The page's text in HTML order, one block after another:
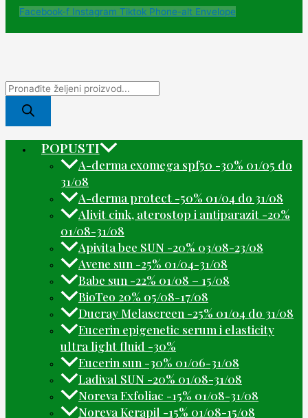
Facebook-f Instagram Tiktok Phone-alt Envelope
POPUSTI
A-derma exomega spf50 -30% 01/05 do
31/08
A-derma protect -50% 01/04 do 31/08
Alivit cink, aterostop i antiparazit -20%
01/08-31/08
Apivita bee SUN -20% 03/08-23/08
Avene sun -25% 01/04-31/08
Babe sun -22% 01/08 – 15/08
BioTeo 20% 05/08-17/08
Ducray Melascreen -25% 01/04 do 31/08
Eucerin epigenetic serum i elasticity
ultra light fluid -30%
Eucerin sun -30% 01/06-31/08
Ladival SUN -20% 01/08-31/08
Noreva Exfoliac -15% 01/08-31/08
Noreva Kerapil -15% 01/08-15/08